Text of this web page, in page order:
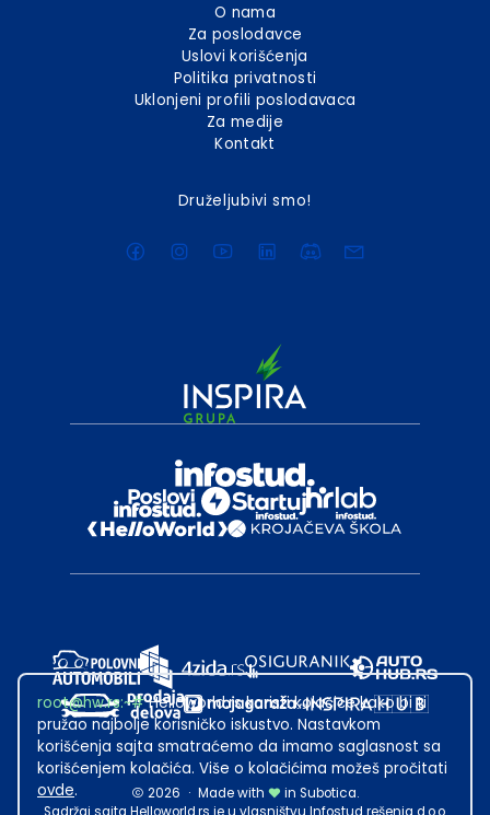
O nama
Za poslodavce
Uslovi korišćenja
Politika privatnosti
Uklonjeni profili poslodavaca
Za medije
Kontakt
Druželjubivi smo!
2026 · Made with
in Subotica.
root@hw.rs:~#Helloworld.rs koristi kolačiće kako bi ti
pružao najbolje korisničko iskustvo. Nastavkom
korišćenja sajta smatraćemo da imamo saglasnost sa
korišćenjem kolačića. Više o kolačićima možeš pročitati
ovde.